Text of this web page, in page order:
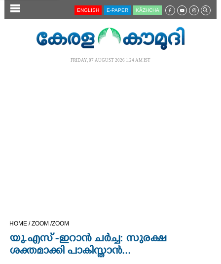
SECTIONS ENGLISH E-PAPER KĀZHCHA
FRIDAY, 07 AUGUST 2026 1.24 AM IST
HOME /ZOOM /ZOOM
യു.എസ് -ഇറാൻ ചർച്ച: സുരക്ഷ
ശക്തമാക്കി പാകിസ്താൻ...